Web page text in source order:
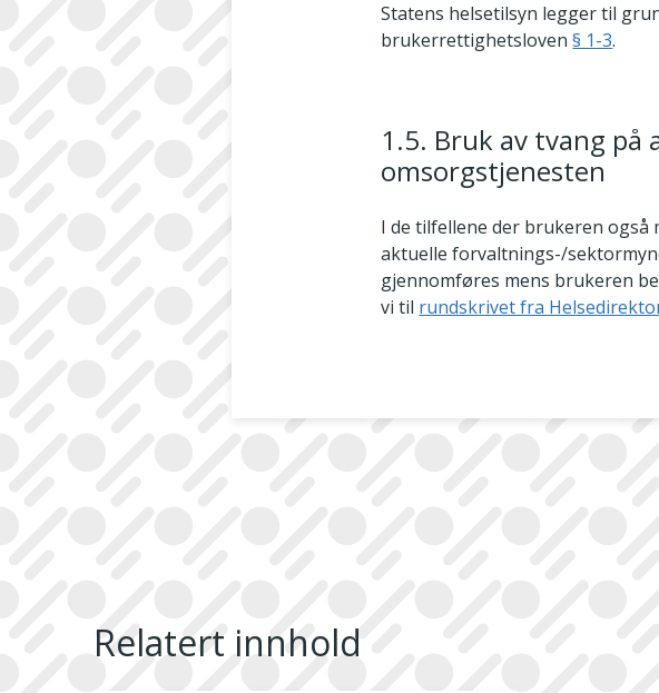
Statens helsetilsyn legger til
brukerrettighetsloven§ 1-3.
1.5. Bruk av tvang på
omsorgstjenesten
I de tilfellene der brukeren
aktuelle forvaltnings-/
gjennomføres mens brukeren
vi til rundskrivet fra
Relatert innhold